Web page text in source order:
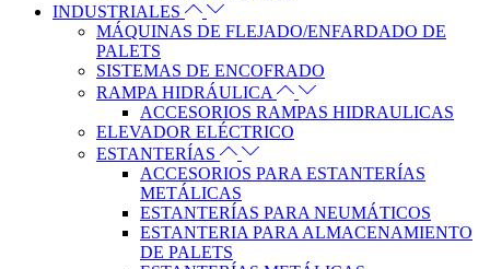
INDUSTRIALES
MÁQUINAS DE FLEJADO/ENFARDADO DE
PALETS
SISTEMAS DE ENCOFRADO
RAMPA HIDRÁULICA
ACCESORIOS RAMPAS HIDRAULICAS
ELEVADOR ELÉCTRICO
ESTANTERÍAS
ACCESORIOS PARA ESTANTERÍAS
METÁLICAS
ESTANTERÍAS PARA NEUMÁTICOS
ESTANTERIA PARA ALMACENAMIENTO
DE PALETS